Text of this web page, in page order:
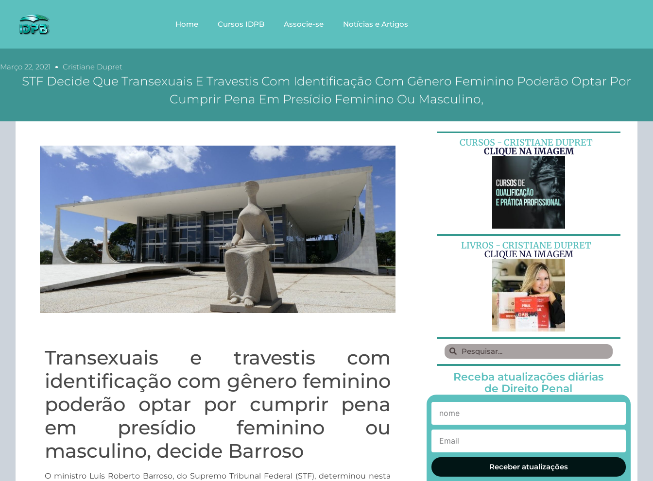
Home Cursos IDPB Associe-se Notícias e Artigos
Março 22, 2021 Cristiane Dupret
STF Decide Que Transexuais E Travestis Com Identificação Com Gênero Feminino Poderão Optar Por
Cumprir Pena Em Presídio Feminino Ou Masculino,
Transexuais e travestis com
identificação com gênero feminino
poderão optar por cumprir pena
em presídio feminino ou
masculino, decide Barroso
O ministro Luís Roberto Barroso, do Supremo Tribunal Federal (STF), determinou nesta
CURSOS - CRISTIANE DUPRET
CLIQUE NA IMAGEM
LIVROS - CRISTIANE DUPRET
CLIQUE NA IMAGEM
Receba atualizações diárias
de Direito Penal
Receber atualizações